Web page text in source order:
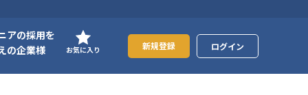
アの採用を
の企業様
お気に入り 新規登録 ログイン